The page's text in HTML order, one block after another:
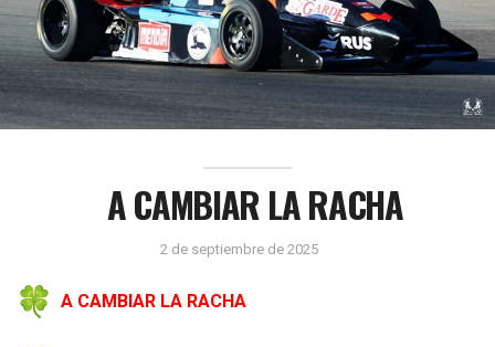
A CAMBIAR LA RACHA
2 de septiembre de 2025
A CAMBIAR LA RACHA